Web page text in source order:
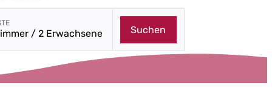
/ 2 Erwachsene Suchen
mit ausgewählten Parametern öffnen